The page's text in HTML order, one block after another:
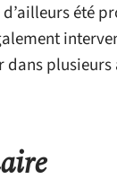
été
dans plusieurs